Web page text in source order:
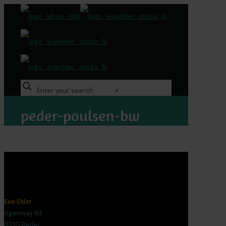
✕
peder-poulsen-bw
Eva Ehler
Agernvej 93